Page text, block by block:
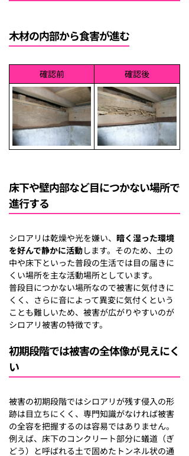
木材の内部から食害が進む
確認前 確認後
床下や壁内部など目につかない場所で
進行する
シロアリは乾燥や光を嫌い、 暗く湿った環境
を好んで静かに活動します。そのため、土の
中や床下といった普段の生活では目の届きに
くい場所を主な活動場所としています。
普段目につかない場所なので被害に気付きに
くく、さらに音によって異変に気付くという
ことも難しいため、被害が広がりやすいのが
シロアリ被害の特徴です。
初期段階では被害の全体像が見えにく
い
被害の初期段階ではシロアリが残す侵入の形
跡は目立ちにくく、専門知識がなければ被害
の全容を把握するのは容易ではありません。
例えば、床下のコンクリート部分に蟻道（ぎ
どう）と呼ばれる土で固めたトンネル状の通